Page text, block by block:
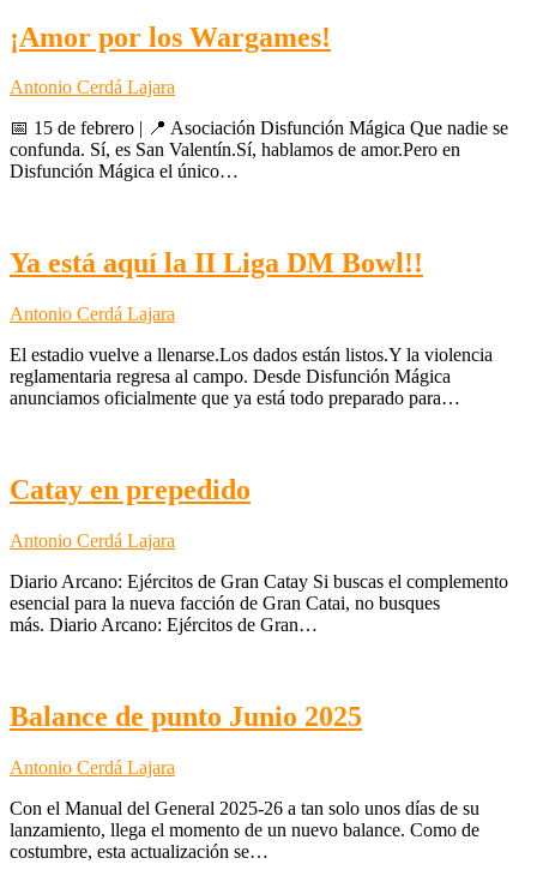
¡Amor por los Wargames!
Antonio Cerdá Lajara
📅 15 de febrero | 📍 Asociación Disfunción Mágica Que nadie se
confunda. Sí, es San Valentín.Sí, hablamos de amor.Pero en
Disfunción Mágica el único…
Ya está aquí la II Liga DM Bowl!!
Antonio Cerdá Lajara
El estadio vuelve a llenarse.Los dados están listos.Y la violencia
reglamentaria regresa al campo. Desde Disfunción Mágica
anunciamos oficialmente que ya está todo preparado para…
Catay en prepedido
Antonio Cerdá Lajara
Diario Arcano: Ejércitos de Gran Catay Si buscas el complemento
esencial para la nueva facción de Gran Catai, no busques
más. Diario Arcano: Ejércitos de Gran…
Balance de punto Junio 2025
Antonio Cerdá Lajara
Con el Manual del General 2025-26 a tan solo unos días de su
lanzamiento, llega el momento de un nuevo balance. Como de
costumbre, esta actualización se…